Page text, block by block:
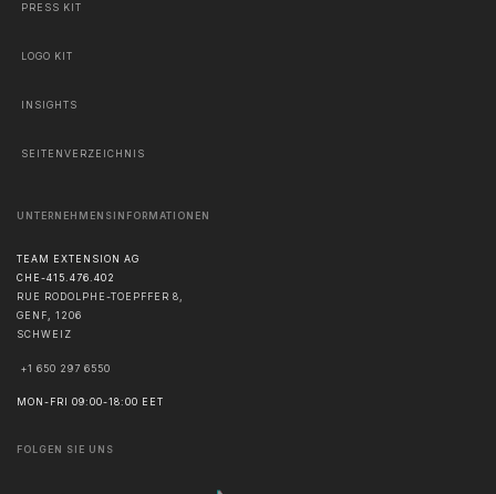
PRESS KIT
LOGO KIT
INSIGHTS
SEITENVERZEICHNIS
UNTERNEHMENSINFORMATIONEN
TEAM EXTENSION AG
CHE-415.476.402
RUE RODOLPHE-TOEPFFER 8,
GENF, 1206
SCHWEIZ
+1 650 297 6550
MON-FRI 09:00-18:00 EET
FOLGEN SIE UNS